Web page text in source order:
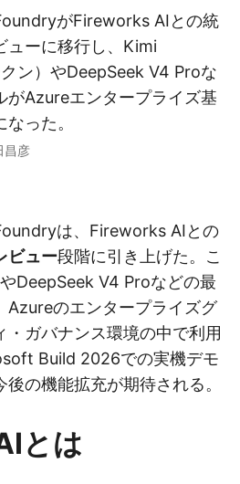
がFireworks AIとの統
ューに移行し、Kimi
ン）やDeepSeek V4 Proな
がAzureエンタープライズ基
った。
昌彦
は、Fireworks AIとの
ビュー段階に引き上げた。こ
DeepSeek V4 Proなどの最
Azureのエンタープライズグ
・ガバナンス環境の中で利用
Build 2026での実機デモ
の機能拡充が期待される。
とは